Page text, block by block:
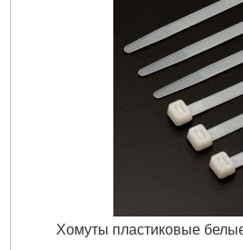
Хомуты пластиковые